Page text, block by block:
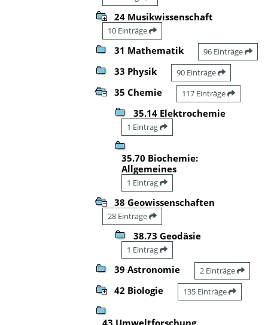
24 Musikwissenschaft
10 Einträge
31 Mathematik 96 Einträge
33 Physik 90 Einträge
35 Chemie 117 Einträge
35.14 Elektrochemie
1 Eintrag
35.70 Biochemie:
Allgemeines
1 Eintrag
38 Geowissenschaften
28 Einträge
38.73 Geodäsie
1 Eintrag
39 Astronomie 2 Einträge
42 Biologie 135 Einträge
43 Umweltforschung,